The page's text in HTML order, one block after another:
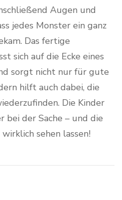
Augen und
jedes Monster ein ganz
Das fertige
sich auf die Ecke eines
sorgt nicht nur für gute
hilft auch dabei, die
Die Kinder
der Sache – und die
sehen lassen!